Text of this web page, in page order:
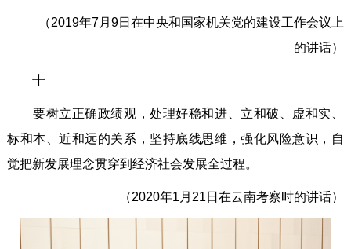
（2019年7月9日在中央和国家机关党的建设工作会议上
的讲话）
十
要树立正确政绩观，处理好稳和进、立和破、虚和实、
标和本、近和远的关系，坚持底线思维，强化风险意识，自
觉把新发展理念贯穿到经济社会发展全过程。
（2020年1月21日在云南考察时的讲话）